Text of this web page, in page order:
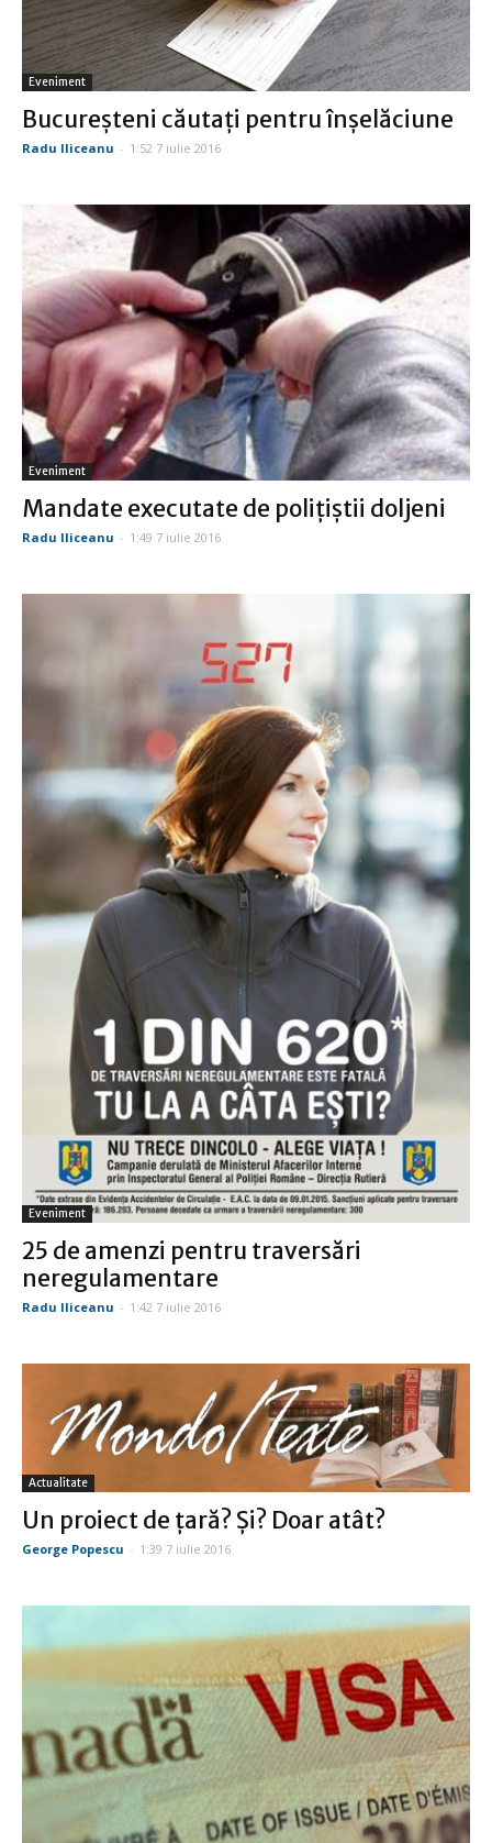
Eveniment
Bucureşteni căutaţi pentru înşelăciune
Radu Iliceanu - 1:52 7 iulie 2016
Eveniment
Mandate executate de poliţiştii doljeni
Radu Iliceanu - 1:49 7 iulie 2016
Eveniment
25 de amenzi pentru traversări
neregulamentare
Radu Iliceanu - 1:42 7 iulie 2016
Actualitate
Un proiect de ţară? Şi? Doar atât?
George Popescu - 1:39 7 iulie 2016